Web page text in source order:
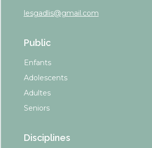
lesgadlis@gmail.com
Public
Enfants
Adolescents
Adultes
Seniors
Disciplines